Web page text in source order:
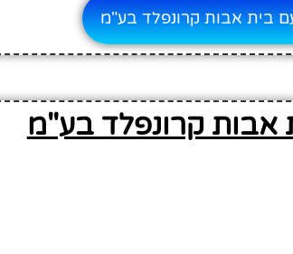
בית אבות קרונפלד בע"מ
קרונפלד בע"מ